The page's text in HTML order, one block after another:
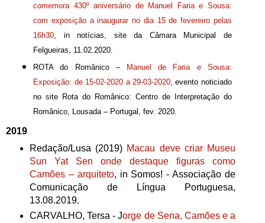
comemora 430º aniversário de Manuel Faria e Sousa:
com exposição a inaugurar no dia 15 de fevereiro pelas
16h30 , in notícias, site da Câmara Municipal de
Felgueiras, 11.02.2020.
ROTA do Românico –
Manuel de Faria e Sousa:
Exposição: de 15-02-2020 a 29-03-2020, evento noticiado
no site Rota do Românico: Centro de Interpretação do
Românico, Lousada – Portugal, fev. 2020.
2019
Redação/Lusa (2019) Macau deve criar Museu
Sun Yat Sen onde destaque figuras como
Camões – arquiteto, in Somos! - Associação de
Comunicação de Língua Portuguesa,
13.08.2019.
CARVALHO, Tersa -Jorge de Sena, Camões e a